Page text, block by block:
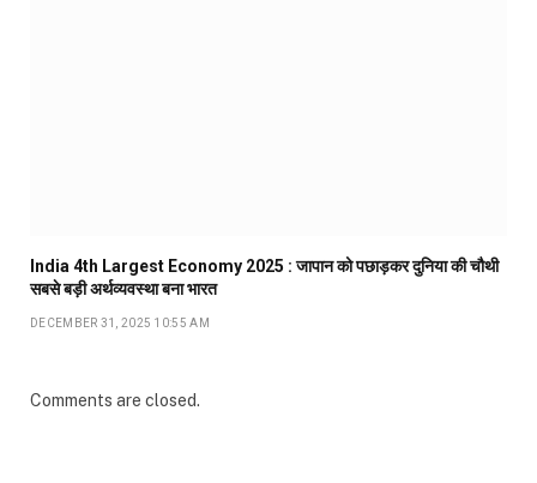
India 4th Largest Economy 2025 : जापान को पछाड़कर दुनिया की चौथी
सबसे बड़ी अर्थव्यवस्था बना भारत
DECEMBER 31, 2025 10:55 AM
Comments are closed.